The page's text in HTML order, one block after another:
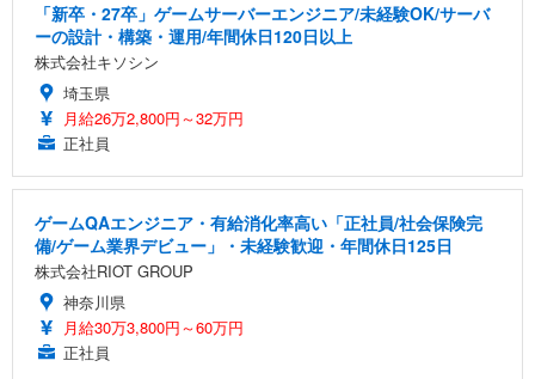
「新卒・27卒」ゲームサーバーエンジニア/未経験OK/サーバ
ーの設計・構築・運用/年間休日120日以上
株式会社キソシン
埼玉県
月給26万2,800円～32万円
正社員
ゲームQAエンジニア・有給消化率高い「正社員/社会保険完
備/ゲーム業界デビュー」・未経験歓迎・年間休日125日
株式会社RIOT GROUP
神奈川県
月給30万3,800円～60万円
正社員